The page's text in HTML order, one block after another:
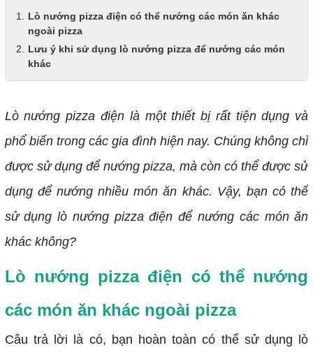
Lò nướng pizza điện có thể nướng các món ăn khác
ngoài pizza
Lưu ý khi sử dụng lò nướng pizza để nướng các món
khác
Lò nướng pizza điện là một thiết bị rất tiện dụng và
phổ biến trong các gia đình hiện nay. Chúng không chỉ
được sử dụng để nướng pizza, mà còn có thể được sử
dụng để nướng nhiều món ăn khác. Vậy, bạn có thể
sử dụng lò nướng pizza điện để nướng các món ăn
khác không?
Lò nướng pizza điện có thể nướng
các món ăn khác ngoài pizza
Câu trả lời là có, bạn hoàn toàn có thể sử dụng lò